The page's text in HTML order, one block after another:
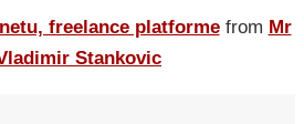
freelance platforme from Mr
Stankovic